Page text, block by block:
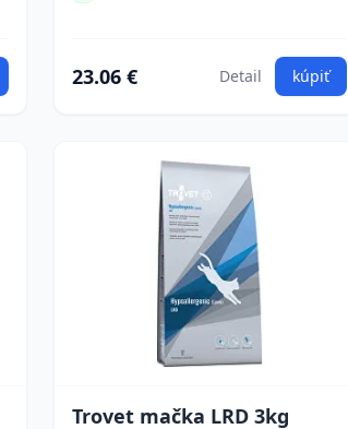
23.06 € Detail kúpiť
Trovet mačka LRD 3kg